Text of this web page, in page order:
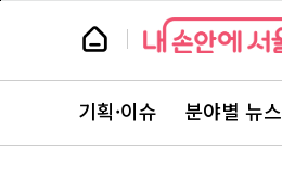
본
뉴
스
뉴
스
주
서
기획·이슈 분야별 뉴스
페